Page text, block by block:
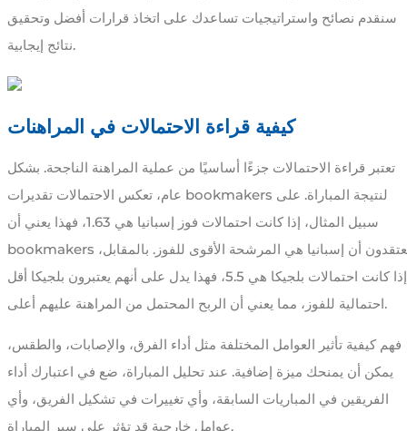
سنقدم نصائح واستراتيجيات تساعدك على اتخاذ قرارات أفضل وتحقيق
نتائج إيجابية.
كيفية قراءة الاحتمالات في المراهنات
تعتبر قراءة الاحتمالات جزءًا أساسيًا من عملية المراهنة الناجحة. بشكل
عام، تعكس الاحتمالات تقديرات bookmakers لنتيجة المباراة. على
سبيل المثال، إذا كانت احتمالات فوز إسبانيا هي 1.63، فهذا يعني أن
bookmakers يعتقدون أن إسبانيا هي المرشحة الأقوى للفوز. بالمقابل،
إذا كانت احتمالات بلجيكا هي 5.5، فهذا يدل على أنهم يعتبرون بلجيكا أقل
احتمالية للفوز، مما يعني أن الربح المحتمل من المراهنة عليهم أعلى.
فهم كيفية تأثير العوامل المختلفة مثل أداء الفرق، والإصابات، والطقس،
يمكن أن يمنحك ميزة إضافية. عند تحليل المباراة، ضع في اعتبارك أداء
الفريقين في المباريات السابقة، وأي تغييرات في تشكيل الفريق، وأي
عوامل خارجية قد تؤثر على سير المباراة.